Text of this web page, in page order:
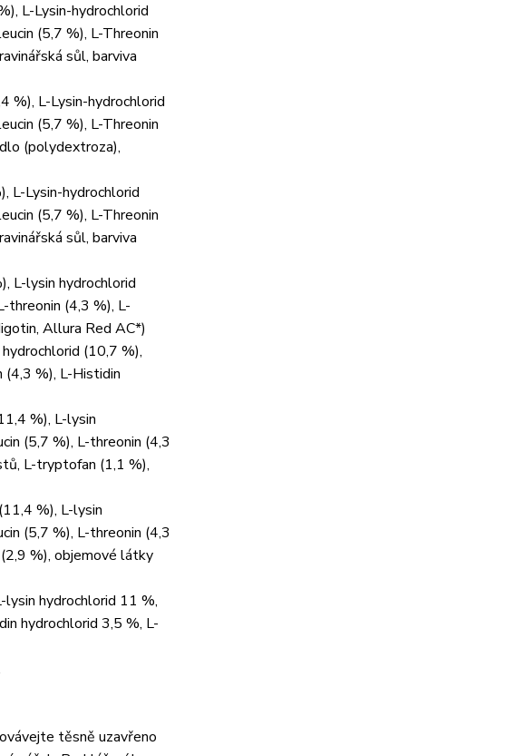
L-Lysin-hydrochlorid
(5,7 %), L-Threonin
sůl, barviva
%), L-Lysin-hydrochlorid
(5,7 %), L-Threonin
(polydextroza),
L-Lysin-hydrochlorid
(5,7 %), L-Threonin
sůl, barviva
L-lysin hydrochlorid
threonin (4,3 %), L-
Allura Red AC*)
(10,7 %),
(4,3 %), L-Histidin
%), L-lysin
(5,7 %), L-threonin (4,3
L-tryptofan (1,1 %),
%), L-lysin
(5,7 %), L-threonin (4,3
%), objemové látky
lysin hydrochlorid 11 %,
hydrochlorid 3,5 %, L-
těsně uzavřeno